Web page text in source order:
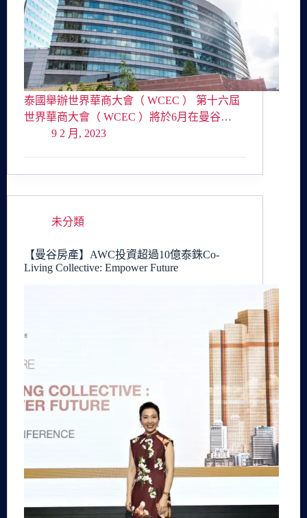
泰國舉辦世界華商大會（ WCEC ） 第十六屆
世界華商大會（ WCEC ）將於6月在曼谷…
9 2 月, 2023
未分類
【曼谷房產】AWC投資超過10億泰銖Co-
Living Collective: Empower Future